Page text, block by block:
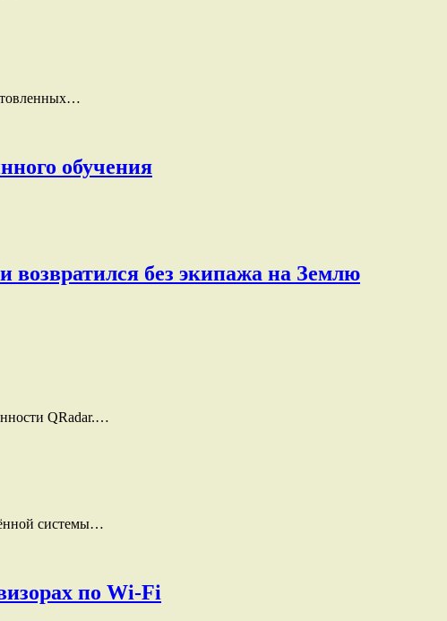
обучения
без экипажа на Землю
QRadar.…
системы…
по Wi-Fi